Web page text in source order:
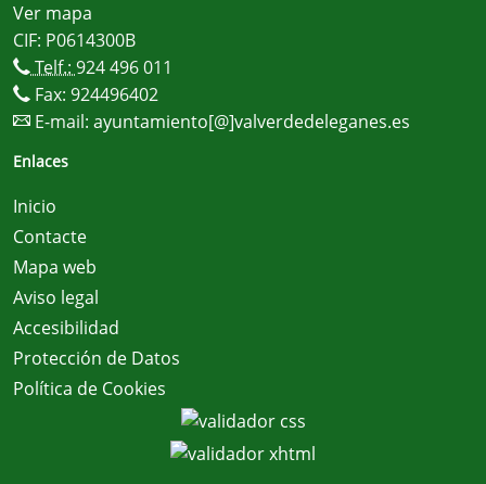
Ver mapa
CIF: P0614300B
Telf.: 924 496 011
Fax: 924496402
E-mail: ayuntamiento[@]valverdedeleganes.es
Enlaces
Inicio
Contacte
Mapa web
Aviso legal
Accesibilidad
Protección de Datos
Política de Cookies